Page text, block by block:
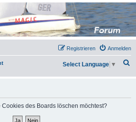
Anmelden
Registrieren
h
Select Language ▼
Cookies des Boards löschen möchtest?